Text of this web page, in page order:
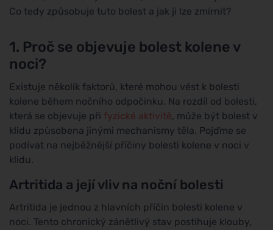
Co tedy způsobuje tuto bolest a jak ji lze zmírnit?
1. Proč se objevuje bolest kolene v
noci?
Existuje několik faktorů, které mohou vést k bolesti
kolene během nočního odpočinku. Na rozdíl od bolesti,
která se objevuje při fyzické aktivitě, může být bolest v
klidu způsobena jinými mechanismy těla. Pojďme se
podívat na nejběžnější příčiny bolesti kolene v noci v
klidu.
Artritida a její vliv na noční bolesti
Artritida je jednou z hlavních příčin bolesti kolene v
noci. Tento chronický zánětlivý stav postihuje klouby,